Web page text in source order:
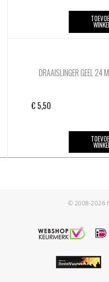
DRAAISLINGER GEEL 24
€ 5,50
© 2008-2026